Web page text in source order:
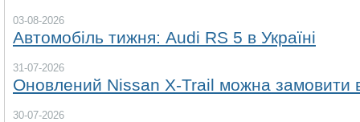
03-08-2026
Автомобіль тижня: Audi RS 5 в Україні
31-07-2026
Оновлений Nissan X-Trail можна замовити в
30-07-2026